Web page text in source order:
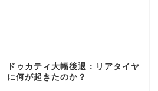
ドゥカティ大幅後退：リアタイヤ
に何が起きたのか？